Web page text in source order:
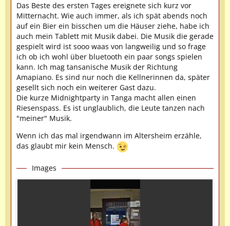
Das Beste des ersten Tages ereignete sich kurz vor
Mitternacht. Wie auch immer, als ich spät abends noch
auf ein Bier ein bisschen um die Häuser ziehe, habe ich
auch mein Tablett mit Musik dabei. Die Musik die gerade
gespielt wird ist sooo waas von langweilig und so frage
ich ob ich wohl über bluetooth ein paar songs spielen
kann. Ich mag tansanische Musik der Richtung
Amapiano. Es sind nur noch die Kellnerinnen da, später
gesellt sich noch ein weiterer Gast dazu.
Die kurze Midnightparty in Tanga macht allen einen
Riesenspass. Es ist unglaublich, die Leute tanzen nach
"meiner" Musik.
Wenn ich das mal irgendwann im Altersheim erzähle,
das glaubt mir kein Mensch.
Images